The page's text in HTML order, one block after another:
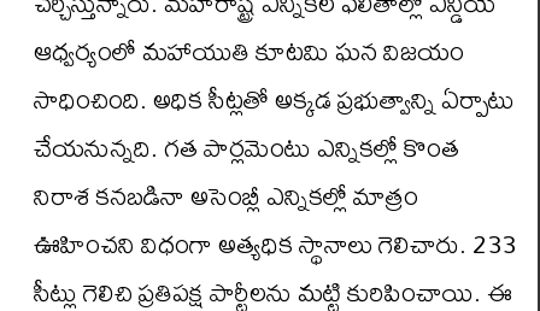
ఆధ్వర్యంలో మహాయుతి కూటమి ఘన విజయం
సాధించింది. అధిక సీట్లతో అక్కడ ప్రభుత్వాన్ని ఏర్పాటు
చేయనున్నది. గత పార్లమెంటు ఎన్నికల్లో కొంత
నిరాశ కనబడినా అసెంబ్లీ ఎన్నికల్లో మాత్రం
ఊహించని విధంగా అత్యధిక స్థానాలు గెలిచారు. 233
సీట్లు గెలిచి ప్రతిపక్ష పార్టీలను మట్టి కురిపించాయి. ఈ